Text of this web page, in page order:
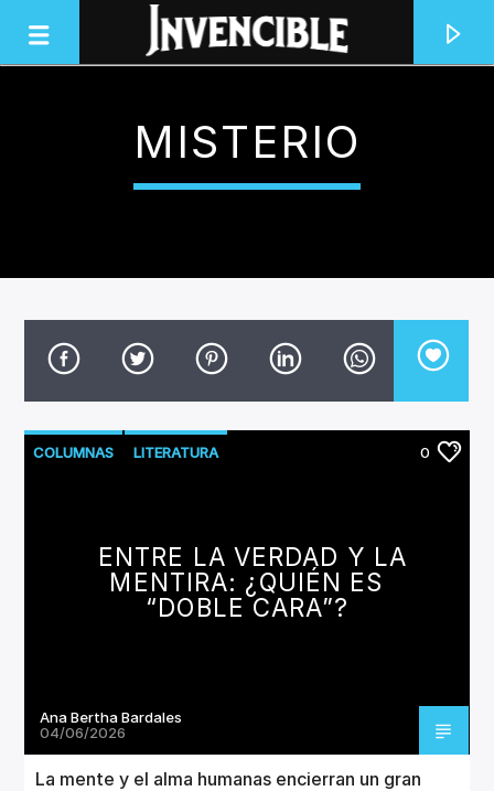
INVENCIBLE RADIO
JUNTOS SOMOS INVENCIBLES
ARTISTA
Invencible Radio
MISTERIO
COLUMNAS LITERATURA 0
ENTRE LA VERDAD Y LA
MENTIRA: ¿QUIÉN ES
“DOBLE CARA”?
Ana Bertha Bardales
04/06/2026
La mente y el alma humanas encierran un gran